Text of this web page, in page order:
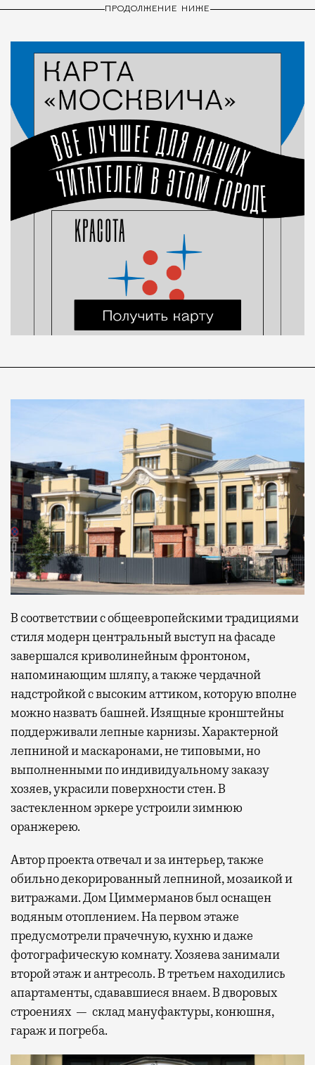
ПРОДОЛЖЕНИЕ НИЖЕ
В соответствии с общеевропейскими традициями
стиля модерн центральный выступ на фасаде
завершался криволинейным фронтоном,
напоминающим шляпу, а также чердачной
надстройкой с высоким аттиком, которую вполне
можно назвать башней. Изящные кронштейны
поддерживали лепные карнизы. Характерной
лепниной и маскаронами, не типовыми, но
выполненными по индивидуальному заказу
хозяев, украсили поверхности стен. В
застекленном эркере устроили зимнюю
оранжерею.
Автор проекта отвечал и за интерьер, также
обильно декорированный лепниной, мозаикой и
витражами. Дом Циммерманов был оснащен
водяным отоплением. На первом этаже
предусмотрели прачечную, кухню и даже
фотографическую комнату. Хозяева занимали
второй этаж и антресоль. В третьем находились
апартаменты, сдававшиеся внаем. В дворовых
строениях — склад мануфактуры, конюшня,
гараж и погреба.